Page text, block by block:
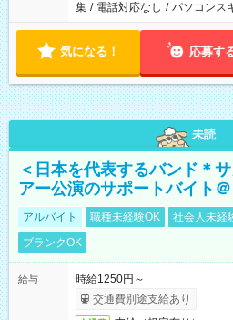
集 / 電話対応なし / パソコンス
気になる！ 応募す
未読
＜日本を代表するバンド＊
アー公演のサポートバイト
アルバイト 職種未経験OK 社会人未経
ブランクOK
給与
時給1250円～
交通費別途支給あり